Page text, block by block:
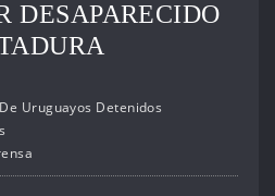
DESAPARECIDO
Uruguayos Detenidos